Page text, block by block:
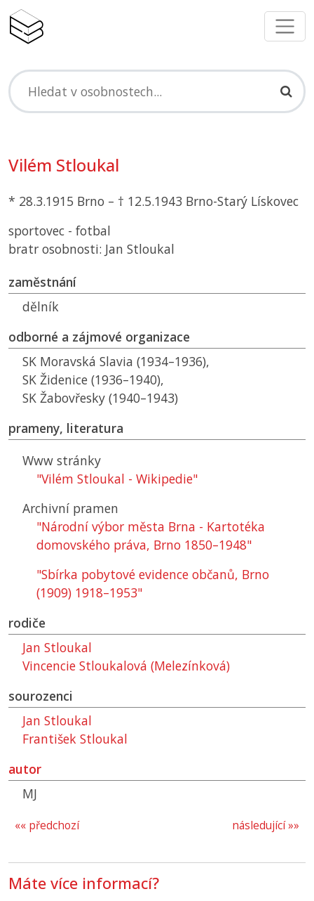
Vilém Stloukal
* 28.3.1915 Brno – † 12.5.1943 Brno-Starý Lískovec
sportovec - fotbal
bratr osobnosti: Jan Stloukal
zaměstnání
dělník
odborné a zájmové organizace
SK Moravská Slavia (1934–1936),
SK Židenice (1936–1940),
SK Žabovřesky (1940–1943)
prameny, literatura
Www stránky
"Vilém Stloukal - Wikipedie"
Archivní pramen
"Národní výbor města Brna - Kartotéka
domovského práva, Brno 1850–1948"
"Sbírka pobytové evidence občanů, Brno
(1909) 1918–1953"
rodiče
Jan Stloukal
Vincencie Stloukalová (Melezínková)
sourozenci
Jan Stloukal
František Stloukal
autor
MJ
následující »»
«« předchozí
Máte více informací?